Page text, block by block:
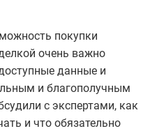
покупки
очень важно
данные и
и благополучным
с экспертами, как
и что обязательно